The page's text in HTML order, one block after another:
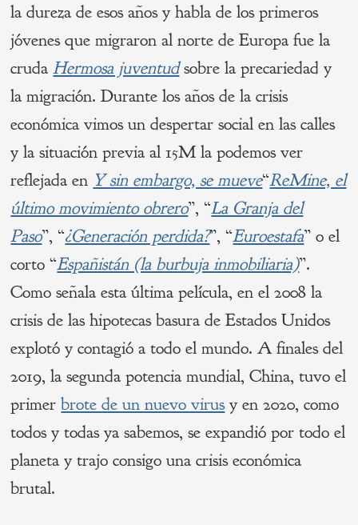
la dureza de esos años y habla de los primeros
jóvenes que migraron al norte de Europa fue la
crudaHermosa juventudsobre la precariedad y
la migración. Durante los años de la crisis
económica vimos un despertar social en las calles
y la situación previa al 15M la podemos ver
reflejada en Y sin embargo, se mueve“ReMine, el
último movimiento obrero”, “La Granja del
Paso”, “¿Generación perdida?”, “Euroestafa” o el
corto “Españistán (la burbuja inmobiliaria)”.
Como señala esta última película, en el 2008 la
crisis de las hipotecas basura de Estados Unidos
explotó y contagió a todo el mundo. A finales del
2019, la segunda potencia mundial, China, tuvo el
primerbrote de un nuevo virusy en 2020, como
todos y todas ya sabemos, se expandió por todo el
planeta y trajo consigo una crisis económica
brutal.